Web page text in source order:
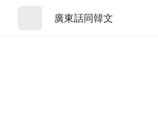
廣東話同韓文